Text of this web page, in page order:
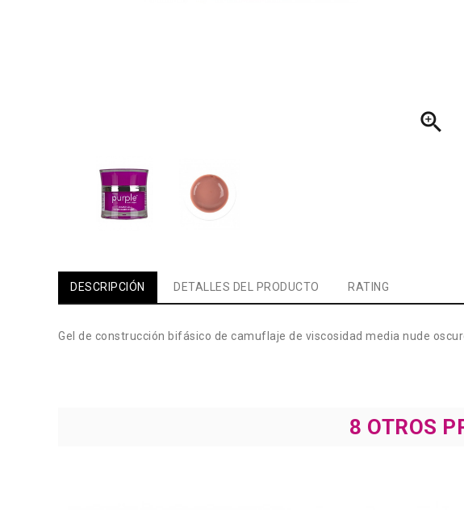

DESCRIPCIÓN DETALLES DEL PRODUCTO RATING
Gel de construcción bifásico de camuflaje de viscosidad media nude
8 OTROS